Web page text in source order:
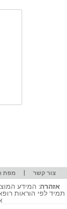
צור קשר | מפת
אזהרה: המידע
תמיד לפי הוראות